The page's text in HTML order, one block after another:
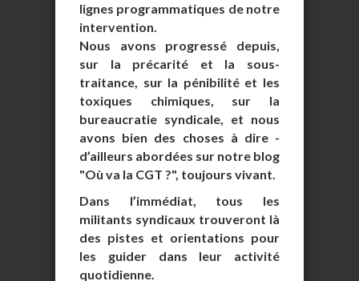
lignes programmatiques de notre
intervention.
Nous avons progressé depuis,
sur la précarité et la sous-
traitance, sur la pénibilité et les
toxiques chimiques, sur la
bureaucratie syndicale, et nous
avons bien des choses à dire -
d’ailleurs abordées sur notre blog
"Où va la CGT ?", toujours vivant.
Dans l’immédiat, tous les
militants syndicaux trouveront là
des pistes et orientations pour
les guider dans leur activité
quotidienne.